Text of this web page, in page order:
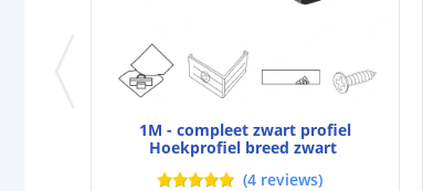
1M - compleet zwart profiel
Hoekprofiel breed zwart
(4 reviews)